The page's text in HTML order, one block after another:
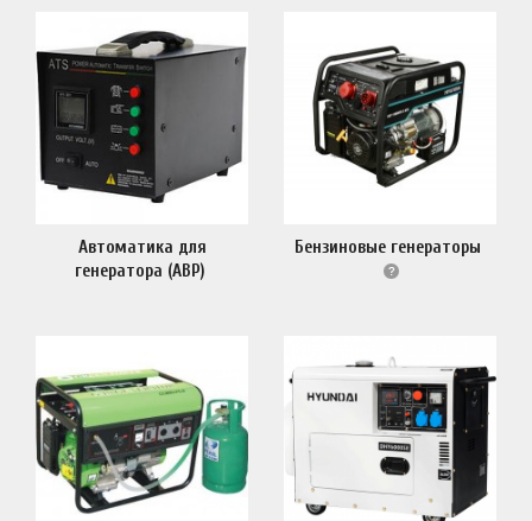
Автоматика для
генератора (АВР)
Бензиновые генераторы